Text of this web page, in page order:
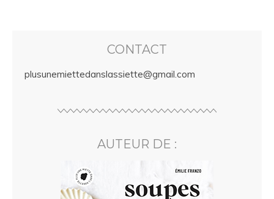
CONTACT
plusunemiettedanslassiette@gmail.com
AUTEUR DE :